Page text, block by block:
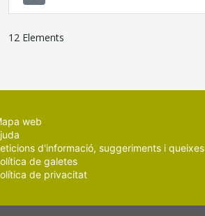
12 Elements
web
d'informació, suggeriments i queixes
de galetes
de privacitat